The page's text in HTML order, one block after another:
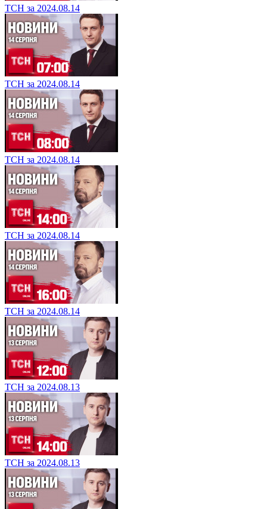
ТСН за 2024.08.14
ТСН за 2024.08.14
ТСН за 2024.08.14
ТСН за 2024.08.14
ТСН за 2024.08.14
ТСН за 2024.08.13
ТСН за 2024.08.13